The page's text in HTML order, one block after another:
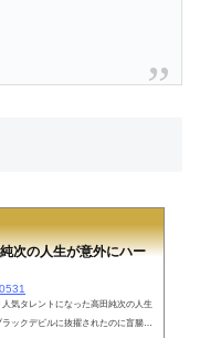
次の人生が意外にハー
気タレントになった高田純次の人生
ックデビルに抜擢されたのに盲腸に